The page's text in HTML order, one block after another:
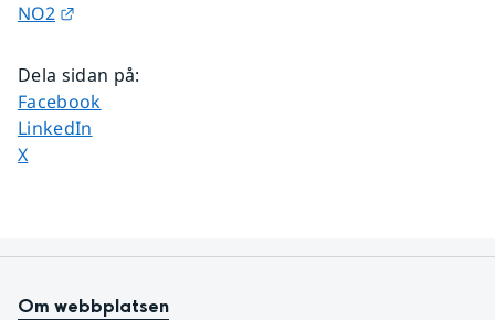
NO2
Dela sidan på:
Dela sidan på
Facebook
Dela sidan på
LinkedIn
Dela sidan på
X
Om webbplatsen